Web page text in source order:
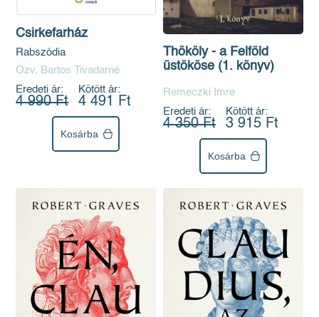
Csirkefarház
Rabszódia
Özv. Bartos Tivadarné
Eredeti ár:
4 990 Ft
Kötött ár:
4 491 Ft
Kosárba
Thököly - a Felföld
üstököse (1. könyv)
Remeczki Imre
Eredeti ár:
4 350 Ft
Kötött ár:
3 915 Ft
Kosárba